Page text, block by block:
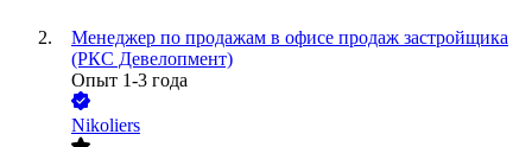
Менеджер по продажам в офисе продаж застройщика
(РКС Девелопмент)
Опыт 1-3 года
Nikoliers